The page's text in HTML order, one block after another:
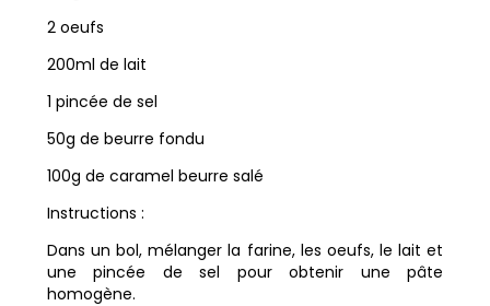
2 oeufs
200ml de lait
1 pincée de sel
50g de beurre fondu
100g de caramel beurre salé
Instructions :
Dans un bol, mélanger la farine, les oeufs, le lait et
une pincée de sel pour obtenir une pâte
homogène.